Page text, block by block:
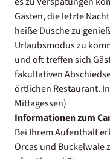
Gästen, die letzte
heiße Dusche zu
Urlaubsmodus zu
und oft treffen sich
fakultativen
örtlichen Restaurant.
Mittagessen)
Informationen zum
Bei Ihrem Aufenthalt
Orcas und Buckelwale